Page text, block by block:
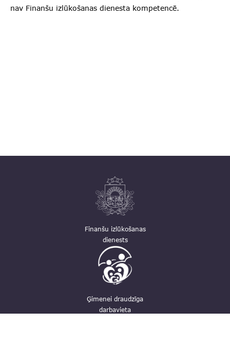
nav Finanšu izlūkošanas dienesta kompetencē.
Finanšu izlūkošanas
dienests
Ģimenei draudzīga
darbavieta